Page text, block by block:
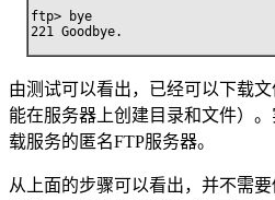
ftp> bye
221 Goodbye.
由测试可以看出，已经可以下载
能在服务器上创建目录和文件）
载服务的匿名FTP服务器。
从上面的步骤可以看出，并不需